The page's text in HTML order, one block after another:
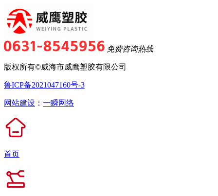
免费咨询热线
版权所有©威海市威鹰塑胶有限公司
鲁ICP备2021047160号-3
网站建设 ： 一瞬网络
首页